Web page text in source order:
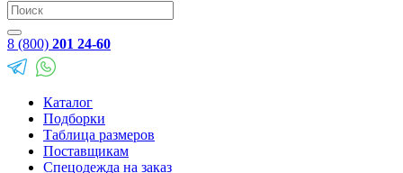
8 (800) 201 24-60
Каталог
Подборки
Таблица размеров
Поставщикам
Спецодежда на заказ